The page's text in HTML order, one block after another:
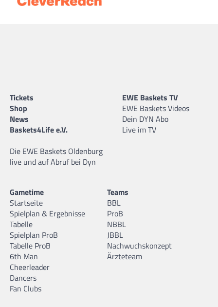
Tickets
Shop
News
Baskets4Life e.V.
Die EWE Baskets Oldenburg
live und auf Abruf bei Dyn
EWE Baskets TV
EWE Baskets Videos
Dein DYN Abo
Live im TV
Gametime
Startseite
Spielplan & Ergebnisse
Tabelle
Spielplan ProB
Tabelle ProB
6th Man
Cheerleader
Dancers
Fan Clubs
Teams
BBL
ProB
NBBL
JBBL
Nachwuchskonzept
Ärzteteam